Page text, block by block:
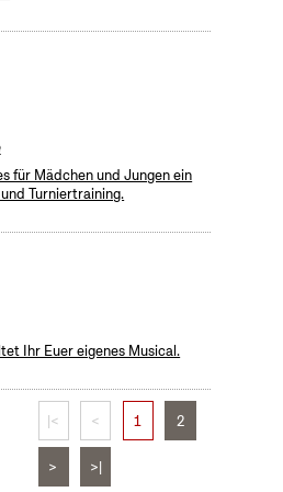
für Mädchen und Jungen ein
Turniertraining.
Ihr Euer eigenes Musical.
|< < 1 2
> >|